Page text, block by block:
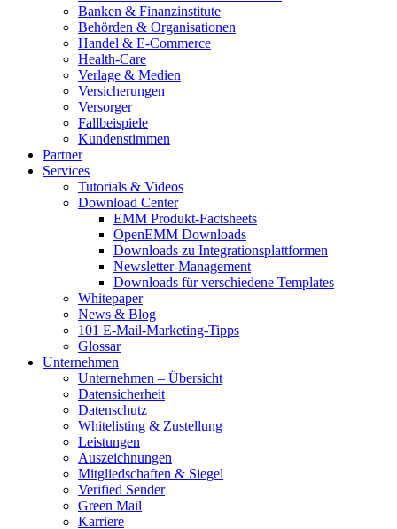
Banken & Finanzinstitute
Behörden & Organisationen
Handel & E-Commerce
Health-Care
Verlage & Medien
Versicherungen
Versorger
Fallbeispiele
Kundenstimmen
Partner
Services
Tutorials & Videos
Download Center
EMM Produkt-Factsheets
OpenEMM Downloads
Downloads zu Integrationsplattformen
Newsletter-Management
Downloads für verschiedene Templates
Whitepaper
News & Blog
101 E-Mail-Marketing-Tipps
Glossar
Unternehmen
Unternehmen – Übersicht
Datensicherheit
Datenschutz
Whitelisting & Zustellung
Leistungen
Auszeichnungen
Mitgliedschaften & Siegel
Verified Sender
Green Mail
Karriere